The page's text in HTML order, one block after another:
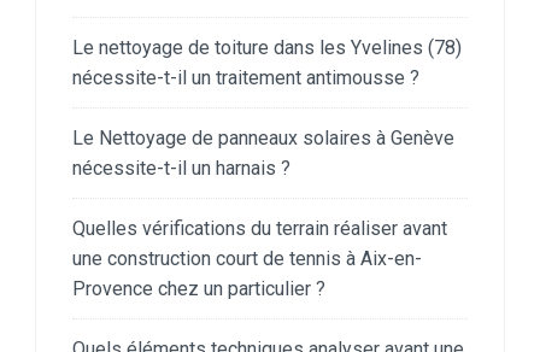
Le nettoyage de toiture dans les Yvelines (78)
nécessite-t-il un traitement antimousse ?
Le Nettoyage de panneaux solaires à Genève
nécessite-t-il un harnais ?
Quelles vérifications du terrain réaliser avant
une construction court de tennis à Aix-en-
Provence chez un particulier ?